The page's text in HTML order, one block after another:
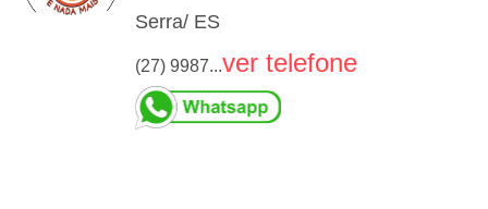
Serra/ ES
(27) 9987...ver telefone